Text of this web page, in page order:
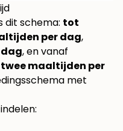
dit schema: tot
per dag,
, en vanaf
maaltijden per
met